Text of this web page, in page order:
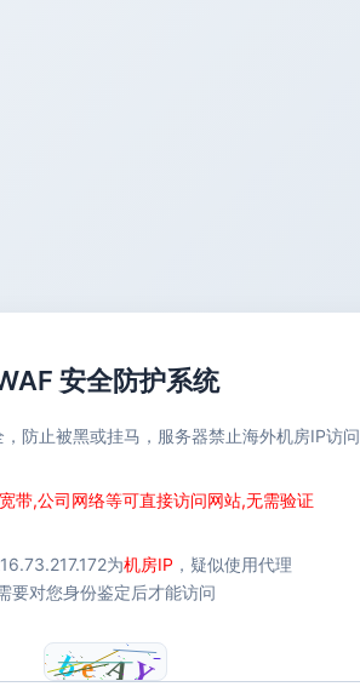
安全防护系统
防止被黑或挂马，服务器禁止海外机房IP访问
带,公司网络等可直接访问网站,无需验证
为机房IP ，疑似使用代理
要对您身份鉴定后才能访问